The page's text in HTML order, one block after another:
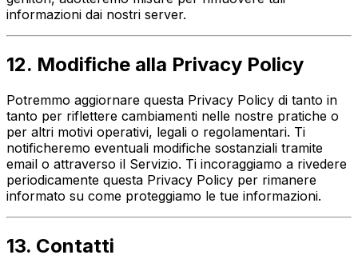
informazioni dai nostri server.
12. Modifiche alla Privacy Policy
Potremmo aggiornare questa Privacy Policy di tanto in
tanto per riflettere cambiamenti nelle nostre pratiche o
per altri motivi operativi, legali o regolamentari. Ti
notificheremo eventuali modifiche sostanziali tramite
email o attraverso il Servizio. Ti incoraggiamo a rivedere
periodicamente questa Privacy Policy per rimanere
informato su come proteggiamo le tue informazioni.
13. Contatti